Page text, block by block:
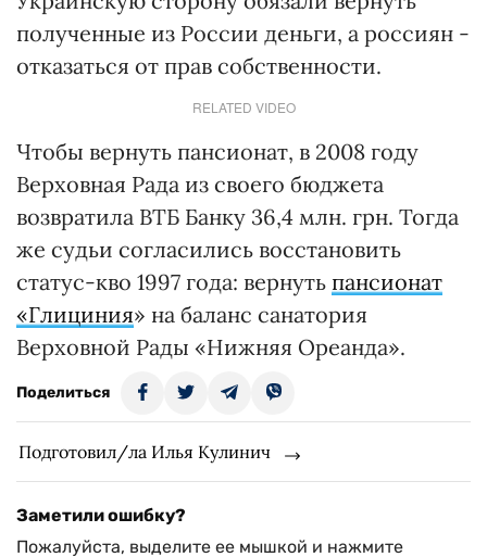
полученные из России деньги, а россиян -
отказаться от прав собственности.
RELATED VIDEO
Чтобы вернуть пансионат, в 2008 году
Верховная Рада из своего бюджета
возвратила ВТБ Банку 36,4 млн. грн. Тогда
же судьи согласились восстановить
статус-кво 1997 года: вернуть пансионат
«Глициния» на баланс санатория
Верховной Рады «Нижняя Ореанда».
Поделиться
Подготовил/ла Илья Кулинич
Заметили ошибку?
Пожалуйста, выделите ее мышкой и нажмите